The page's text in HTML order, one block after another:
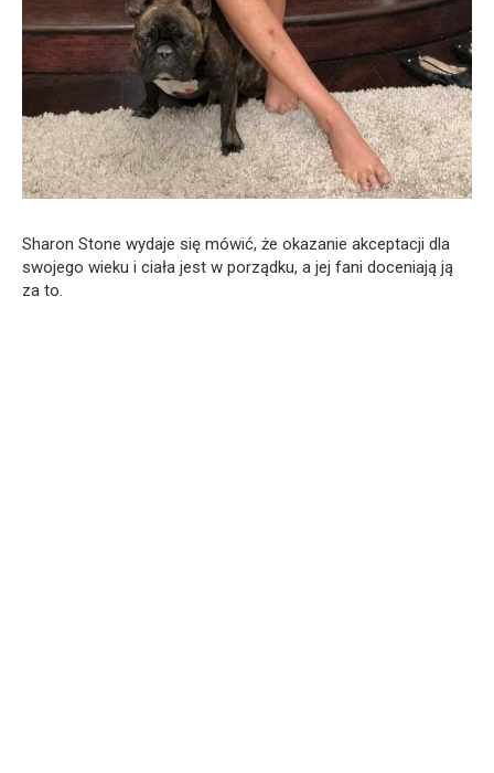
Sharon Stone wydaje się mówić, że okazanie akceptacji dla
swojego wieku i ciała jest w porządku, a jej fani doceniają ją
za to.